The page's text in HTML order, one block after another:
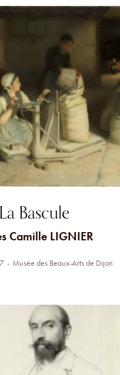
La Bascule
Camille LIGNIER
Musée des Beaux-Arts de Dijon